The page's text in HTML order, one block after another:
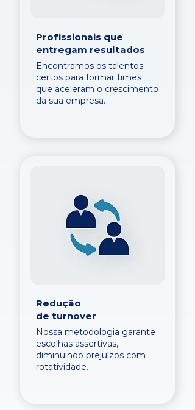
Profissionais que
entregam resultados
Encontramos os talentos
certos para formar times
que aceleram o crescimento
da sua empresa.
Redução
de turnover
Nossa metodologia garante
escolhas assertivas,
diminuindo prejuízos com
rotatividade.